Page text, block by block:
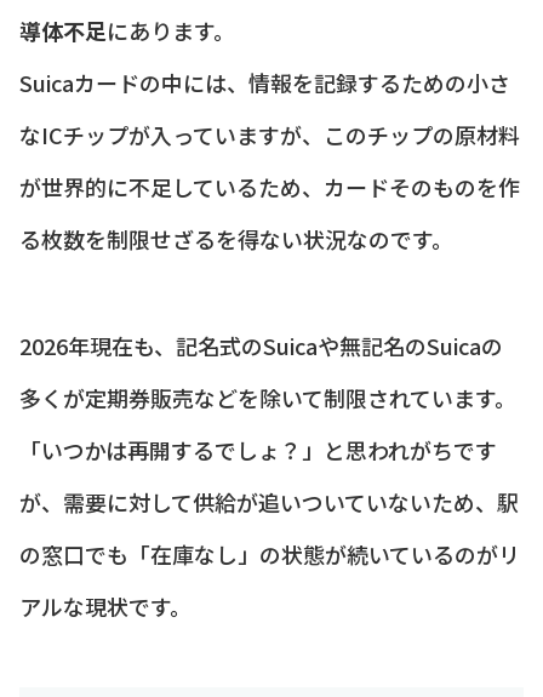
導体不足にあります。
Suicaカードの中には、情報を記録するための小さ
なICチップが入っていますが、このチップの原材料
が世界的に不足しているため、カードそのものを作
る枚数を制限せざるを得ない状況なのです。
2026年現在も、記名式のSuicaや無記名のSuicaの
多くが定期券販売などを除いて制限されています。
「いつかは再開するでしょ？」と思われがちです
が、需要に対して供給が追いついていないため、駅
の窓口でも「在庫なし」の状態が続いているのがリ
アルな現状です。